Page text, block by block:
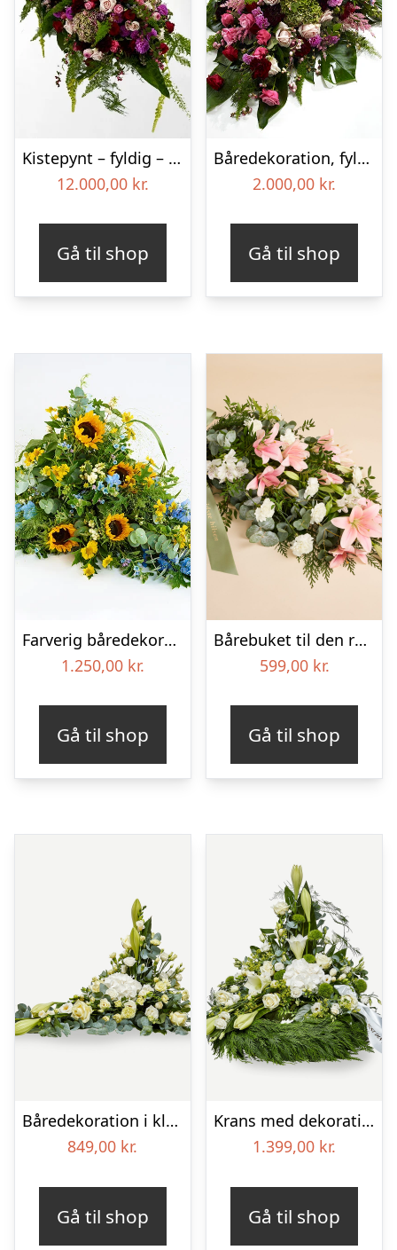
Kistepynt – fyldig – Blomster til begravelse
12.000,00 kr.
Gå til shop
Båredekoration, fyldig – Blomster til begravelse
2.000,00 kr.
Gå til shop
Farverig båredekoration i gul og blå – Blomster til begravelse
1.250,00 kr.
Gå til shop
Bårebuket til den rolige afsked med bånd
599,00 kr.
Gå til shop
Båredekoration i klassisk stil – creme
849,00 kr.
Gå til shop
Krans med dekoration i klassisk stil og bånd creme
1.399,00 kr.
Gå til shop